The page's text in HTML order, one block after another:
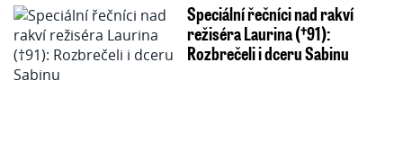
Speciální řečníci nad rakví
režiséra Laurina (†91):
Rozbrečeli i dceru Sabinu